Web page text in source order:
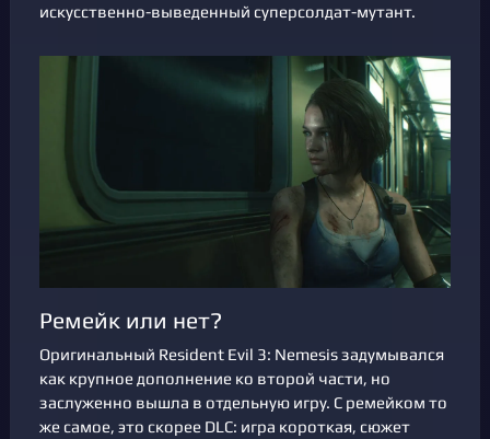
искусственно-выведенный суперсолдат-мутант.
Ремейк или нет?
Оригинальный Resident Evil 3: Nemesis задумывался
как крупное дополнение ко второй части, но
заслуженно вышла в отдельную игру. С ремейком то
же самое, это скорее DLC: игра короткая, сюжет